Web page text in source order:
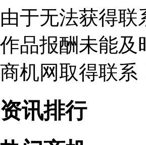
由于无法获得
作品报酬未能及
商机网取得联系
资讯排行